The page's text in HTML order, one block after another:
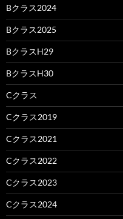
Bクラス2024
Bクラス2025
BクラスH29
BクラスH30
Cクラス
Cクラス2019
Cクラス2021
Cクラス2022
Cクラス2023
Cクラス2024